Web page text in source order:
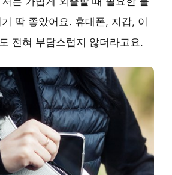
딱 좋았어요. 휴대폰, 지갑, 이
전혀 부담스럽지 않더라고요.